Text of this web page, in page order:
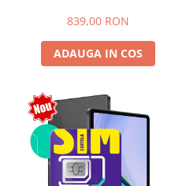
16, Unisoc T7250, 8300mAh,
SIM
839,00 RON
ADAUGA IN COS